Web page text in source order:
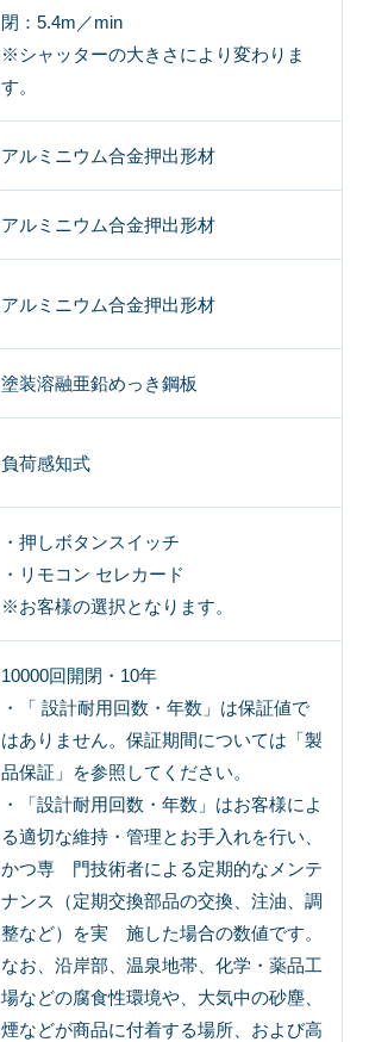
閉：5.4m／min
※シャッターの大きさにより変わりま
す。
アルミニウム合金押出形材
アルミニウム合金押出形材
アルミニウム合金押出形材
塗装溶融亜鉛めっき鋼板
負荷感知式
・押しボタンスイッチ
・リモコン セレカード
※お客様の選択となります。
10000回開閉・10年
・「 設計耐用回数・年数」は保証値で
はありません。保証期間については「製
品保証」を参照してください。
・「設計耐用回数・年数」はお客様によ
る適切な維持・管理とお手入れを行い、
かつ専 門技術者による定期的なメンテ
ナンス（定期交換部品の交換、注油、調
整など）を実 施した場合の数値です。
なお、沿岸部、温泉地帯、化学・薬品工
場などの腐食性環境や、大気中の砂塵、
煙などが商品に付着する場所、および高